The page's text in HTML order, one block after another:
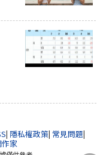
| 隱私權政策| 常見問題|
家